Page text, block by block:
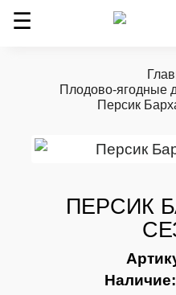
Плодово-ягодные
Персик
ПЕРСИК
Наличие: